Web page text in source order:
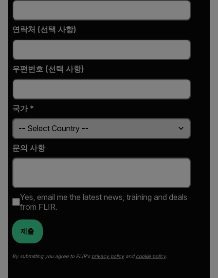
연락처 (선택 사항)
우편번호 (선택 사항)
국가 *
문의 사항
Yes, email me the latest news, training and deals
from FLIR.
제출
By submitting you agree to FLIR's privacy policyand cookie policy.